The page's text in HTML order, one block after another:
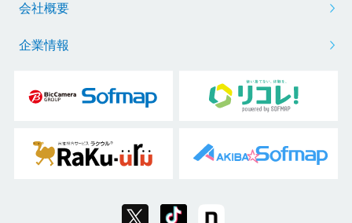
会社概要
企業情報